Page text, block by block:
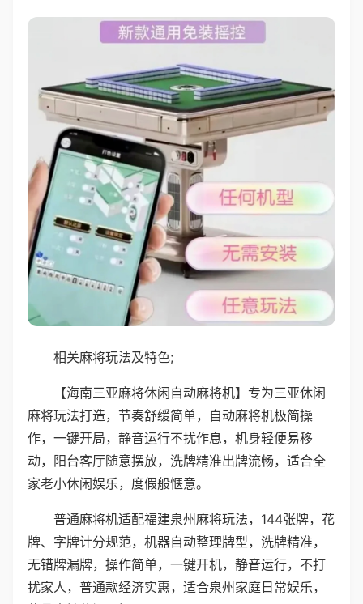
相关麻将玩法及特色;
【海南三亚麻将休闲自动麻将机】专为三亚休闲
麻将玩法打造，节奏舒缓简单，自动麻将机极简操
作，一键开局，静音运行不扰作息，机身轻便易移
动，阳台客厅随意摆放，洗牌精准出牌流畅，适合全
家老小休闲娱乐，度假般惬意。
普通麻将机适配福建泉州麻将玩法，144张牌，花
牌、字牌计分规范，机器自动整理牌型，洗牌精准，
无错牌漏牌，操作简单，一键开机，静音运行，不打
扰家人，普通款经济实惠，适合泉州家庭日常娱乐，